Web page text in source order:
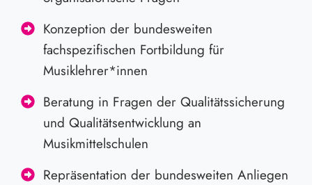
Konzeption der bundesweiten
fachspezifischen Fortbildung für
Musiklehrer*innen
Beratung in Fragen der Qualitätssicherung
und Qualitätsentwicklung an
Musikmittelschulen
Repräsentation der bundesweiten Anliegen